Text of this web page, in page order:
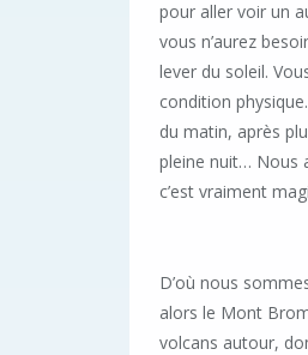
pour aller voir un
vous n’aurez
lever du soleil.
condition
du matin, après
pleine nuit… Nous
c’est vraiment
D’où nous
alors le Mont
volcans autour,